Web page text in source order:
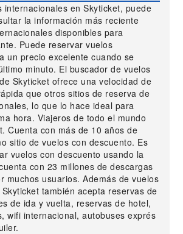
internacionales en Skyticket, puede
la información más reciente
disponibles para
Puede reservar vuelos
un precio excelente cuando se
minuto. El buscador de vuelos
Skyticket ofrece una velocidad de
que otros sitios de reserva de
lo que lo hace ideal para
hora. Viajeros de todo el mundo
Cuenta con más de 10 años de
sitio de vuelos con descuento. Es
vuelos con descuento usando la
con 23 millones de descargas
muchos usuarios. Además de vuelos
también acepta reservas de
de ida y vuelta, reservas de hotel,
wifi internacional, autobuses exprés